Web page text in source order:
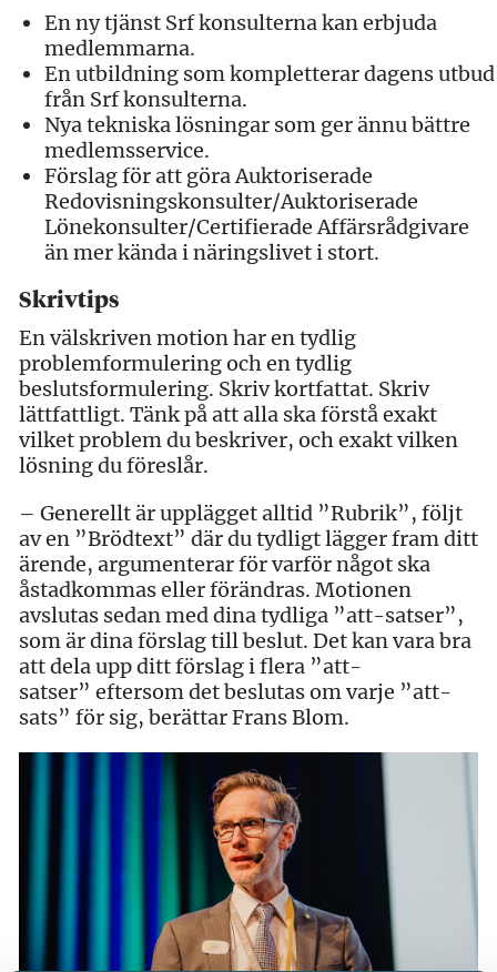
En ny tjänst Srf konsulterna kan erbjuda
medlemmarna.
En utbildning som kompletterar dagens utbud
från Srf konsulterna.
Nya tekniska lösningar som ger ännu bättre
medlemsservice.
Förslag för att göra Auktoriserade
Redovisningskonsulter/Auktoriserade
Lönekonsulter/Certifierade Affärsrådgivare
än mer kända i näringslivet i stort.
Skrivtips
En välskriven motion har en tydlig
problemformulering och en tydlig
beslutsformulering. Skriv kortfattat. Skriv
lättfattligt. Tänk på att alla ska förstå exakt
vilket problem du beskriver, och exakt vilken
lösning du föreslår.
– Generellt är upplägget alltid ”Rubrik”, följt
av en ”Brödtext” där du tydligt lägger fram ditt
ärende, argumenterar för varför något ska
åstadkommas eller förändras. Motionen
avslutas sedan med dina tydliga ”att-satser”,
som är dina förslag till beslut. Det kan vara bra
att dela upp ditt förslag i flera ”att-
satser” eftersom det beslutas om varje ”att-
sats” för sig, berättar Frans Blom.